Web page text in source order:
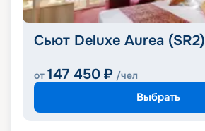
Сьют Deluxe Aurea (SR2)
от 147 450 ₽ /чел
Выбрать